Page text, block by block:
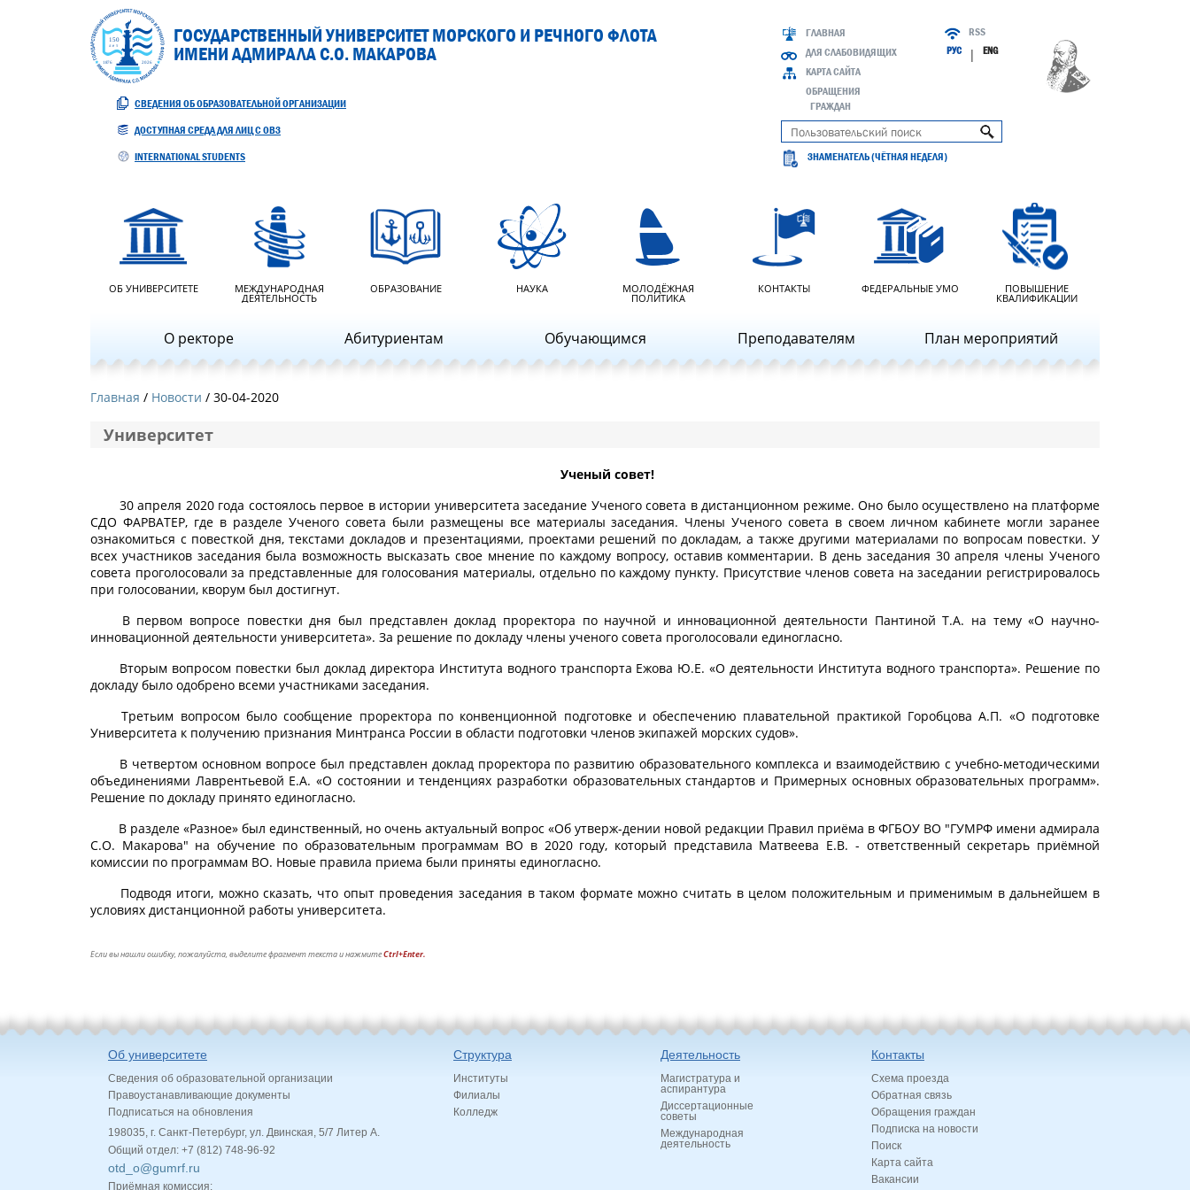
ГОСУДАРСТВЕННЫЙ УНИВЕРСИТЕТ МОРСКОГО И РЕЧНОГО ФЛОТА
ИМЕНИ АДМИРАЛА С.О. МАКАРОВА
СВЕДЕНИЯ ОБ ОБРАЗОВАТЕЛЬНОЙ ОРГАНИЗАЦИИ
ДОСТУПНАЯ СРЕДА ДЛЯ ЛИЦ С ОВЗ
INTERNATIONAL STUDENTS
ГЛАВНАЯ
ДЛЯ СЛАБОВИДЯЩИХ
КАРТА САЙТА
ОБРАЩЕНИЯ
ГРАЖДАН
RSS
РУС | ENG
ЗНАМЕНАТЕЛЬ (ЧЁТНАЯ НЕДЕЛЯ)
ОБ УНИВЕРСИТЕТЕ МЕЖДУНАРОДНАЯ
ДЕЯТЕЛЬНОСТЬ
ОБРАЗОВАНИЕ НАУКА МОЛОДЁЖНАЯ
ПОЛИТИКА
КОНТАКТЫ ФЕДЕРАЛЬНЫЕ УМО ПОВЫШЕНИЕ
КВАЛИФИКАЦИИ
О ректоре Абитуриентам Обучающимся Преподавателям План мероприятий
Главная Новости / 30-04-2020
Университет
Ученый совет!
30 апреля 2020 года состоялось первое в истории университета заседание Ученого совета в дистанционном режиме. Оно было осуществлено на платформе
СДО ФАРВАТЕР, где в разделе Ученого совета были размещены все материалы заседания. Члены Ученого совета в своем личном кабинете могли заранее
ознакомиться с повесткой дня, текстами докладов и презентациями, проектами решений по докладам, а также другими материалами по вопросам повестки. У
всех участников заседания была возможность высказать свое мнение по каждому вопросу, оставив комментарии. В день заседания 30 апреля члены Ученого
совета проголосовали за представленные для голосования материалы, отдельно по каждому пункту. Присутствие членов совета на заседании регистрировалось
при голосовании, кворум был достигнут.
В первом вопросе повестки дня был представлен доклад проректора по научной и инновационной деятельности Пантиной Т.А. на тему «О научно-
инновационной деятельности университета». За решение по докладу члены ученого совета проголосовали единогласно.
Вторым вопросом повестки был доклад директора Института водного транспорта Ежова Ю.Е. «О деятельности Института водного транспорта». Решение по
докладу было одобрено всеми участниками заседания.
Третьим вопросом было сообщение проректора по конвенционной подготовке и обеспечению плавательной практикой Горобцова А.П. «О подготовке
Университета к получению признания Минтранса России в области подготовки членов экипажей морских судов».
В четвертом основном вопросе был представлен доклад проректора по развитию образовательного комплекса и взаимодействию с учебно-методическими
объединениями Лаврентьевой Е.А. «О состоянии и тенденциях разработки образовательных стандартов и Примерных основных образовательных программ».
Решение по докладу принято единогласно.
В разделе «Разное» был единственный, но очень актуальный вопрос «Об утверж-дении новой редакции Правил приёма в ФГБОУ ВО "ГУМРФ имени адмирала
C.О. Макарова" на обучение по образовательным программам ВО в 2020 году, который представила Матвеева Е.В. - ответственный секретарь приёмной
комиссии по программам ВО. Новые правила приема были приняты единогласно.
Подводя итоги, можно сказать, что опыт проведения заседания в таком формате можно считать в целом положительным и применимым в дальнейшем в
условиях дистанционной работы университета.
Если вы нашли ошибку, пожалуйста, выделите фрагмент текста и нажмитеCtrl+Enter.
Об университете
Сведения об образовательной организации
Правоустанавливающие документы
Подписаться на обновления
198035, г. Санкт-Петербург, ул. Двинская, 5/7 Литер А.
Общий отдел: +7 (812) 748-96-92
otd_o@gumrf.ru
Приёмная комиссия:
Структура
Институты
Филиалы
Колледж
Деятельность
Магистратура и
аспирантура
Диссертационные
советы
Международная
деятельность
Контакты
Схема проезда
Обратная связь
Обращения граждан
Подписка на новости
Поиск
Карта сайта
Вакансии